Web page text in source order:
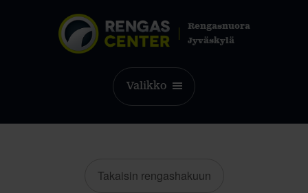
Rengasnuora
Jyväskylä
Valikko
Takaisin rengashakuun